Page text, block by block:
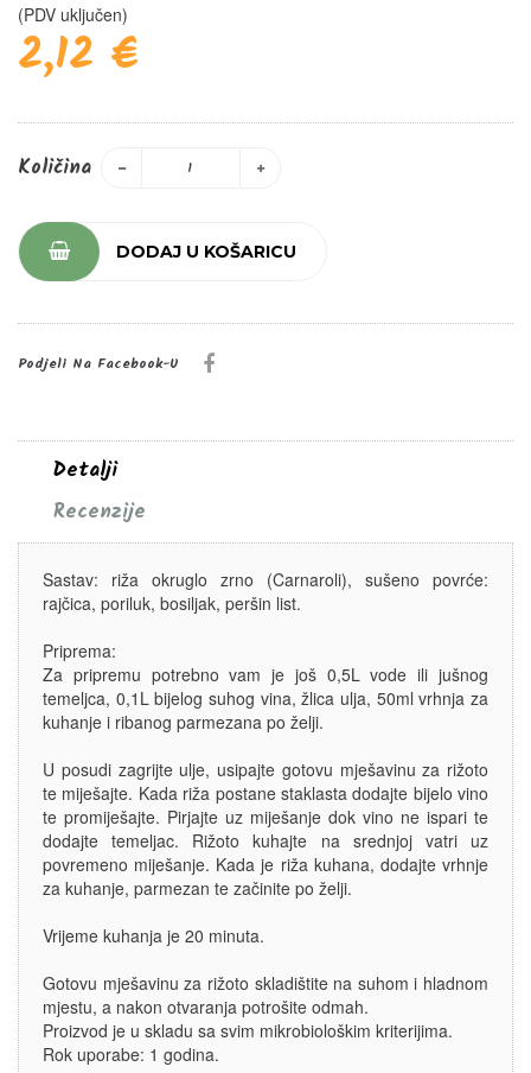
(PDV uključen)
2,12 €
Količina
DODAJ U KOŠARICU
Podjeli Na Facebook-U
Detalji
Recenzije
Sastav: riža okruglo zrno (Carnaroli), sušeno povrće:
rajčica, poriluk, bosiljak, peršin list.
Priprema:
Za pripremu potrebno vam je još 0,5L vode ili jušnog
temeljca, 0,1L bijelog suhog vina, žlica ulja, 50ml vrhnja za
kuhanje i ribanog parmezana po želji.
U posudi zagrijte ulje, usipajte gotovu mješavinu za rižoto
te miješajte. Kada riža postane staklasta dodajte bijelo vino
te promiješajte. Pirjajte uz miješanje dok vino ne ispari te
dodajte temeljac. Rižoto kuhajte na srednjoj vatri uz
povremeno miješanje. Kada je riža kuhana, dodajte vrhnje
za kuhanje, parmezan te začinite po želji.
Vrijeme kuhanja je 20 minuta.
Gotovu mješavinu za rižoto skladištite na suhom i hladnom
mjestu, a nakon otvaranja potrošite odmah.
Proizvod je u skladu sa svim mikrobiološkim kriterijima.
Rok uporabe: 1 godina.